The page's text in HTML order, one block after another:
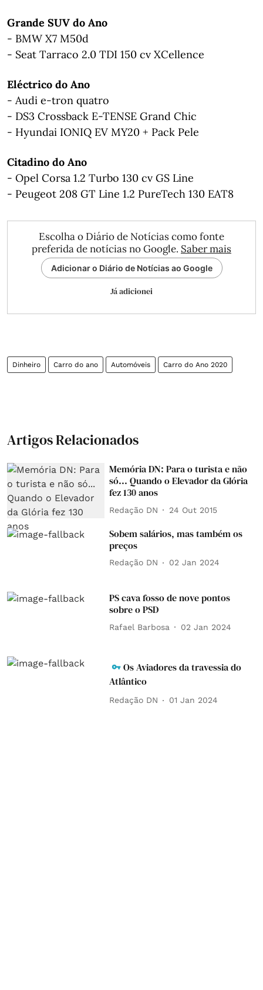
Grande SUV do Ano
- BMW X7 M50d
- Seat Tarraco 2.0 TDI 150 cv XCellence
Eléctrico do Ano
- Audi e-tron quatro
- DS3 Crossback E-TENSE Grand Chic
- Hyundai IONIQ EV MY20 + Pack Pele
Citadino do Ano
- Opel Corsa 1.2 Turbo 130 cv GS Line
- Peugeot 208 GT Line 1.2 PureTech 130 EAT8
Escolha o Diário de Notícias como fonte
preferida de notícias no Google. Saber mais
Adicionar o Diário de Notícias ao Google
Já adicionei
Dinheiro Carro do ano Automóveis Carro do Ano 2020
Artigos Relacionados
Memória DN: Para o turista e não
só... Quando o Elevador da Glória
fez 130 anos
Redação DN 24 Out 2015
Sobem salários, mas também os
preços
Redação DN 02 Jan 2024
PS cava fosso de nove pontos
sobre o PSD
Rafael Barbosa 02 Jan 2024
Os Aviadores da travessia do
Atlântico
Redação DN 01 Jan 2024